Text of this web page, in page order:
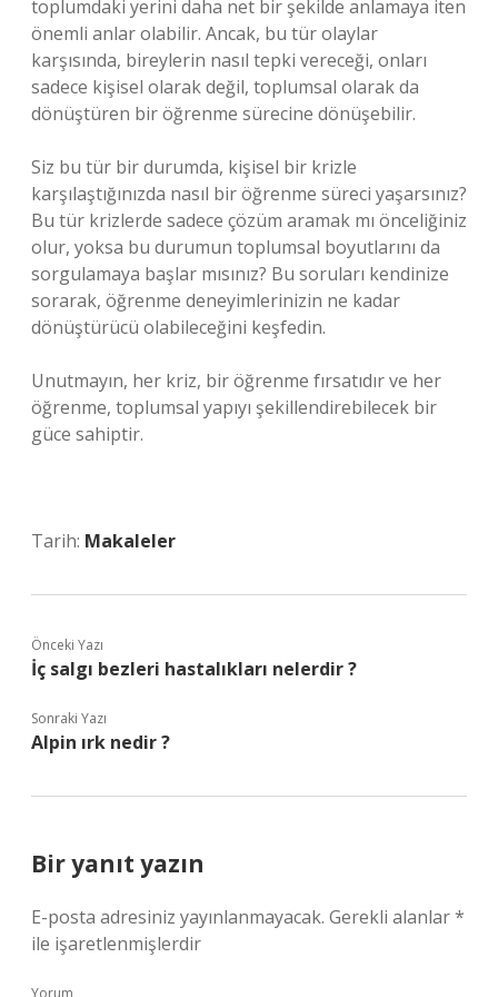
toplumdaki yerini daha net bir şekilde anlamaya iten
önemli anlar olabilir. Ancak, bu tür olaylar
karşısında, bireylerin nasıl tepki vereceği, onları
sadece kişisel olarak değil, toplumsal olarak da
dönüştüren bir öğrenme sürecine dönüşebilir.
Siz bu tür bir durumda, kişisel bir krizle
karşılaştığınızda nasıl bir öğrenme süreci yaşarsınız?
Bu tür krizlerde sadece çözüm aramak mı önceliğiniz
olur, yoksa bu durumun toplumsal boyutlarını da
sorgulamaya başlar mısınız? Bu soruları kendinize
sorarak, öğrenme deneyimlerinizin ne kadar
dönüştürücü olabileceğini keşfedin.
Unutmayın, her kriz, bir öğrenme fırsatıdır ve her
öğrenme, toplumsal yapıyı şekillendirebilecek bir
güce sahiptir.
Tarih: Makaleler
Önceki Yazı
İç salgı bezleri hastalıkları nelerdir ?
Sonraki Yazı
Alpin ırk nedir ?
Bir yanıt yazın
E-posta adresiniz yayınlanmayacak. Gerekli alanlar*
ile işaretlenmişlerdir
Yorum